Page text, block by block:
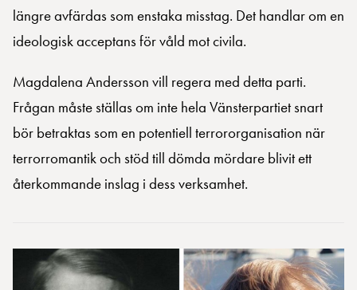
längre avfärdas som enstaka misstag. Det handlar om en
ideologisk acceptans för våld mot civila.
Magdalena Andersson vill regera med detta parti.
Frågan måste ställas om inte hela Vänsterpartiet snart
bör betraktas som en potentiell terrororganisation när
terrorromantik och stöd till dömda mördare blivit ett
återkommande inslag i dess verksamhet.